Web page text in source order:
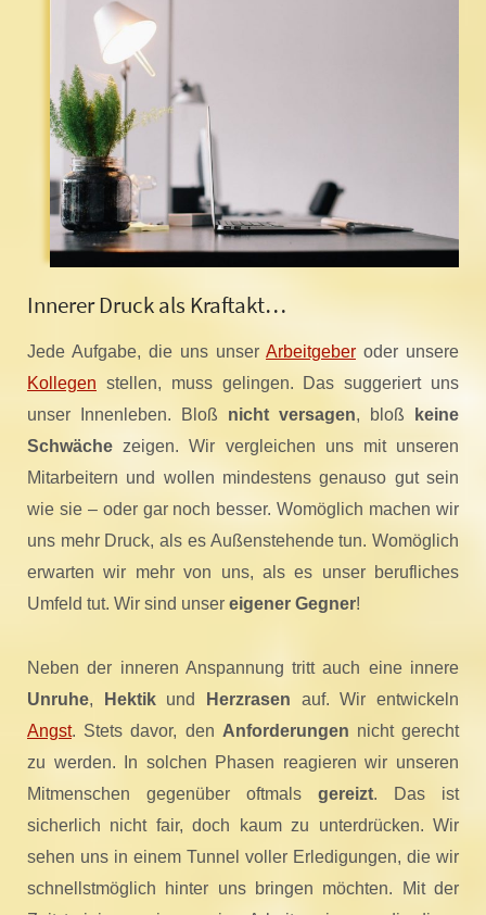
Innerer Druck als Kraftakt…
Jede Aufgabe, die uns unser Arbeitgeber oder unsere
Kollegen stellen, muss gelingen. Das suggeriert uns
unser Innenleben. Bloß nicht versagen, bloß
keine
Schwäche zeigen. Wir vergleichen uns mit unseren
Mitarbeitern und wollen mindestens genauso gut sein
wie sie – oder gar noch besser. Womöglich machen wir
uns mehr Druck, als es Außenstehende tun. Womöglich
erwarten wir mehr von uns, als es unser berufliches
Umfeld tut. Wir sind unser eigener Gegner!
Neben der inneren Anspannung tritt auch eine innere
Unruhe, Hektikund Herzrasen auf. Wir entwickeln
Angst. Stets davor, den Anforderungen nicht gerecht
zu werden. In solchen Phasen reagieren wir unseren
Mitmenschen gegenüber oftmals gereizt. Das ist
sicherlich nicht fair, doch kaum zu unterdrücken. Wir
sehen uns in einem Tunnel voller Erledigungen, die wir
schnellstmöglich hinter uns bringen möchten. Mit der